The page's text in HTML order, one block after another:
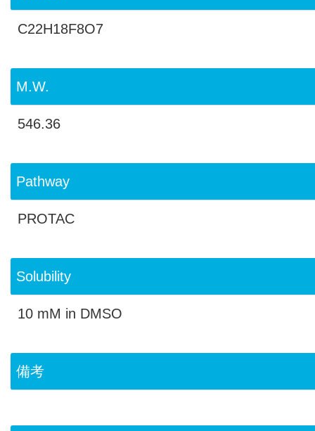
C22H18F8O7
M.W.
546.36
Pathway
PROTAC
Solubility
10 mM in DMSO
備考